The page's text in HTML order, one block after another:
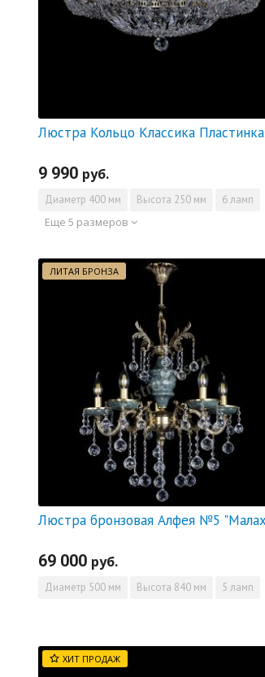
Люстра Кольцо Классика Пластинка
9 990 руб.
Диаметр 400 мм Высота 250 мм 6 ламп
Еще 5 размеров
ЛИТАЯ БРОНЗА
69 000 руб.
Диаметр 500 мм Высота 840 мм 5 ламп
ХИТ ПРОДАЖ